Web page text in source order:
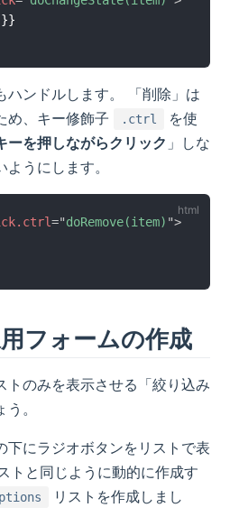
ハンドルします。 「削除」は
め、キー修飾子
.ctrl
を使
ーを押しながらクリック 」しな
うにします。
="doRemove(item) ">
フォームの作成
トのみを表示させる「絞り込み
。
下にラジオボタンをリストで表
トと同じように動的に作成す
リストを作成しまし